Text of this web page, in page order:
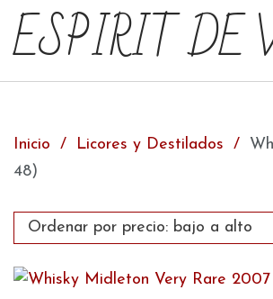
ESPIRIT DE
Inicio Licores y Destilados
48)